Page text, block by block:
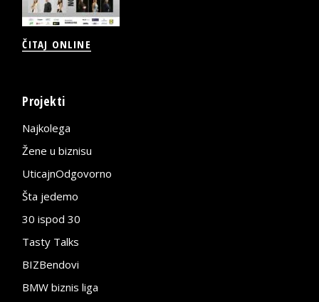
ČITAJ ONLINE
Projekti
Najkolega
Žene u biznisu
UticajnOdgovorno
Šta jedemo
30 ispod 30
Tasty Talks
BIZBendovi
BMW biznis liga